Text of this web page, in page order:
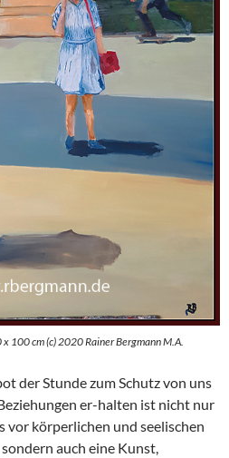
100 cm (c) 2020 Rainer Bergmann M.A.
der Stunde zum Schutz von uns
er-halten ist nicht nur
vor körperlichen und seelischen
auch eine Kunst,